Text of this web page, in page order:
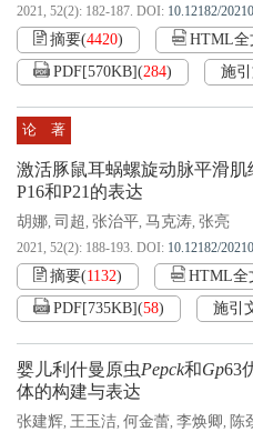
2021, 52(2): 182-187. DOI: 10.12182/
摘要(4420) HTML全
PDF[570KB](284) 施
论 著
激活豚鼠耳蜗螺旋动脉平滑
P16和P21的表达
胡娜, 司超, 张治平, 马克涛, 张亮
2021, 52(2): 188-193. DOI: 10.12182/
摘要(1132) HTML全
PDF[735KB](58) 施引
婴儿利什曼原虫Pepck和Gp63
体的构建与表达
张建辉, 王玉洁, 何金蕾, 李焕卿, 陈